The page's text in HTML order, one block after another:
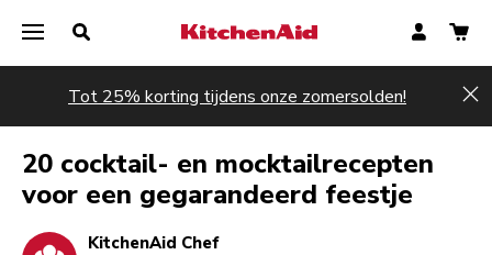
Tot 25% korting tijdens onze zomersolden!
20 cocktail- en mocktailrecepten
voor een gegarandeerd feestje
KitchenAid Chef